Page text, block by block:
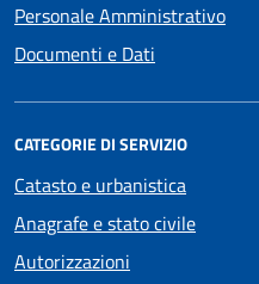
Personale Amministrativo
Documenti e Dati
CATEGORIE DI SERVIZIO
Catasto e urbanistica
Anagrafe e stato civile
Autorizzazioni